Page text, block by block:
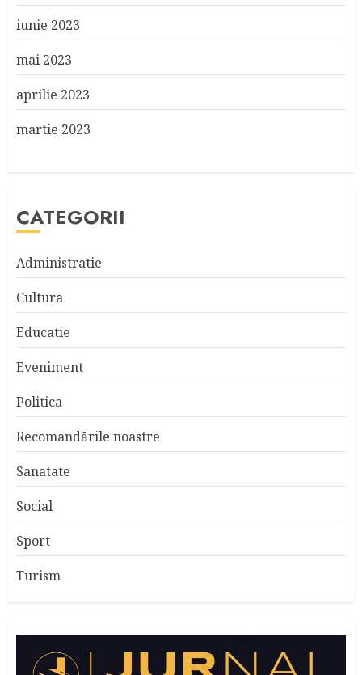
iunie 2023
mai 2023
aprilie 2023
martie 2023
CATEGORII
Administratie
Cultura
Educatie
Eveniment
Politica
Recomandările noastre
Sanatate
Social
Sport
Turism